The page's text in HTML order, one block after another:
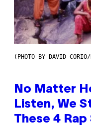
(PHOTO BY DAVID CORIO/
No Matter
Listen, We
These 4